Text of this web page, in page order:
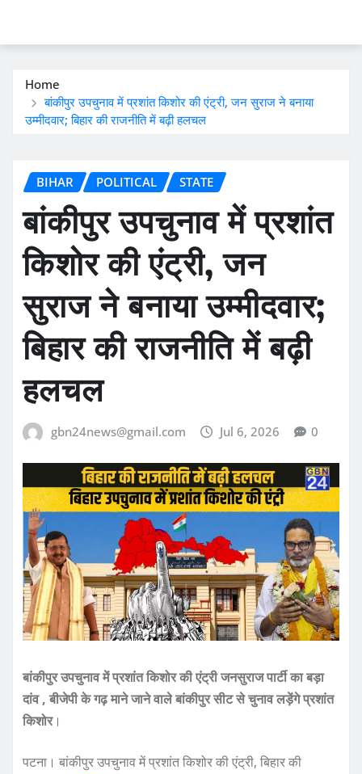
Home
बांकीपुर उपचुनाव में प्रशांत किशोर की एंट्री, जन सुराज ने बनाया
उम्मीदवार; बिहार की राजनीति में बढ़ी हलचल
BIHAR POLITICAL STATE
बांकीपुर उपचुनाव में प्रशांत
किशोर की एंट्री, जन
सुराज ने बनाया उम्मीदवार;
बिहार की राजनीति में बढ़ी
हलचल
gbn24news@gmail.com Jul 6, 2026 0
बांकीपुर उपचुनाव में प्रशांत किशोर की एंट्रीजनसुराज पार्टी का बड़ा
दांव , बीजेपी के गढ़ माने जाने वाले बांकीपुर सीट से चुनाव लड़ेंगे प्रशांत
किशोर।
पटना। बांकीपुर उपचुनाव में प्रशांत किशोर की एंट्री, बिहार की